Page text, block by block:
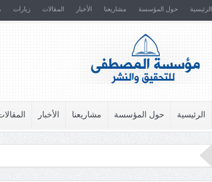
الرئيسية حول المؤسسة مشاريعنا الأخبار المقالات زيارات
الرئيسية حول المؤسسة مشاريعنا الأخبار